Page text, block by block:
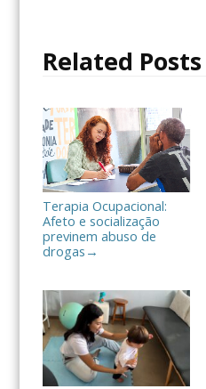
k
i
a
r
Related Posts
Terapia Ocupacional:
Afeto e socialização
previnem abuso de
drogas →